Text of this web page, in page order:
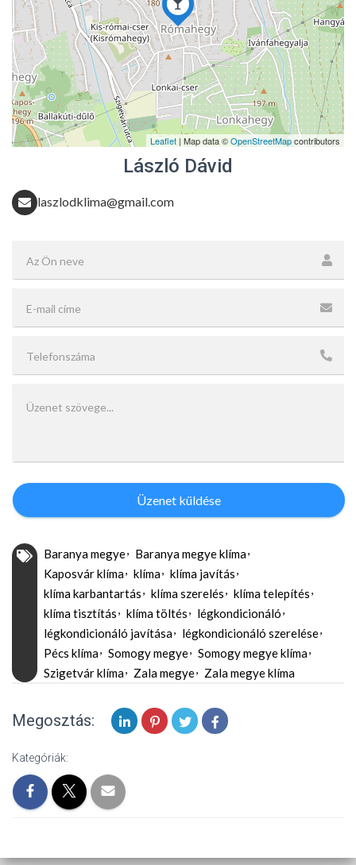
Leaflet | Map data ©OpenStreetMapcontributors
László Dávid
laszlodklima@gmail.com
Üzenet küldése
Baranya megye
Baranya megye klíma
Kaposvár klíma
klíma
klíma javítás
klíma karbantartás
klíma szerelés
klíma telepítés
klíma tisztítás
klíma töltés
légkondicionáló
légkondicionáló javítása
légkondicionáló szerelése
Pécs klíma
Somogy megye
Somogy megye klíma
Szigetvár klíma
Zala megye Zala megye klíma
Megosztás:
Kategóriák: